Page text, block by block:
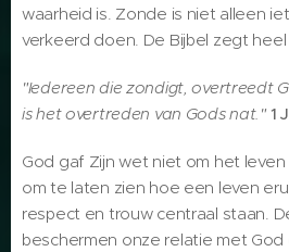
waarheid is. Zonde is niet alleen
verkeerd doen. De Bijbel zegt heel
"Iedereen die zondigt, overtreedt
is het overtreden van Gods nat." 1
God gaf Zijn wet niet om het
om te laten zien hoe een leven
respect en trouw centraal staan.
beschermen onze relatie met